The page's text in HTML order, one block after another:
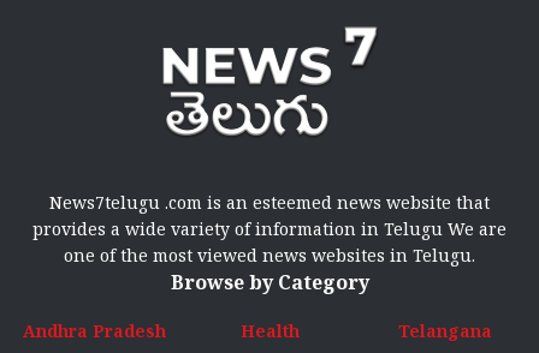
News7telugu .com is an esteemed news website that
provides a wide variety of information in Telugu We are
one of the most viewed news websites in Telugu.
Browse by Category
Andhra Pradesh
Health
Telangana